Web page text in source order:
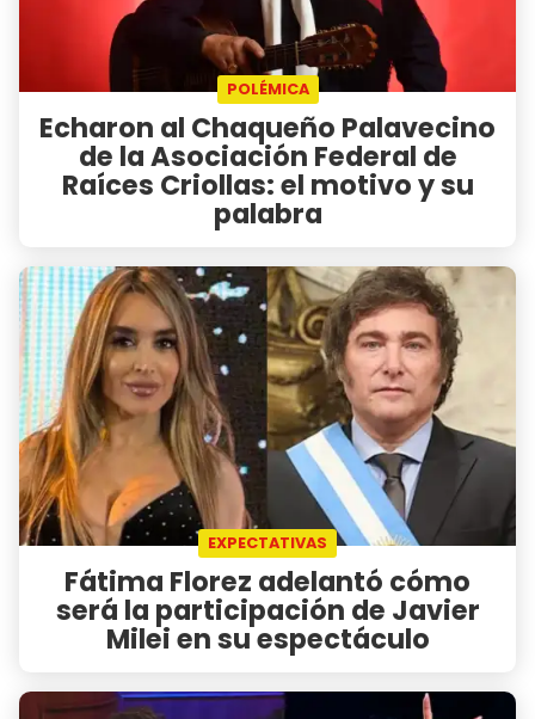
POLÉMICA
Echaron al Chaqueño Palavecino
de la Asociación Federal de
Raíces Criollas: el motivo y su
palabra
EXPECTATIVAS
Fátima Florez adelantó cómo
será la participación de Javier
Milei en su espectáculo